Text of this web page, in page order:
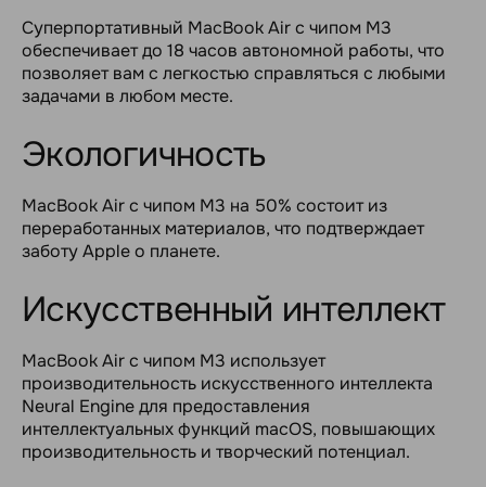
Суперпортативный MacBook Air с чипом M3
обеспечивает до 18 часов автономной работы, что
позволяет вам с легкостью справляться с любыми
задачами в любом месте.
Экологичность
MacBook Air с чипом M3 на 50% состоит из
переработанных материалов, что подтверждает
заботу Apple о планете.
Искусственный интеллект
MacBook Air с чипом M3 использует
производительность искусственного интеллекта
Neural Engine для предоставления
интеллектуальных функций macOS, повышающих
производительность и творческий потенциал.